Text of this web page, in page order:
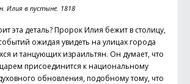
Илия в пустыне. 1818
эта деталь? Пророк Илия бежит в столицу,
ожидая увидеть на улицах города
и танцующих израильтян. Он думает, что
царем присоединится к национальному
обновления, подобному тому, что